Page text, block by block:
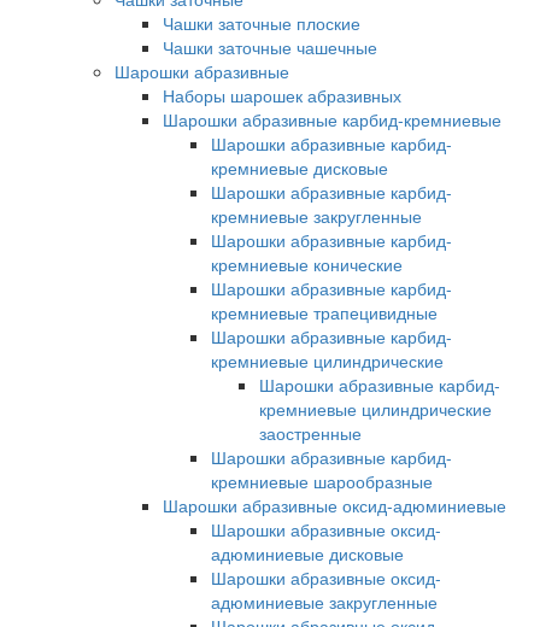
Чашки заточные плоские
Чашки заточные чашечные
Шарошки абразивные
Наборы шарошек абразивных
Шарошки абразивные карбид-кремниевые
Шарошки абразивные карбид-
кремниевые дисковые
Шарошки абразивные карбид-
кремниевые закругленные
Шарошки абразивные карбид-
кремниевые конические
Шарошки абразивные карбид-
кремниевые трапецивидные
Шарошки абразивные карбид-
кремниевые цилиндрические
Шарошки абразивные карбид-
кремниевые цилиндрические
заостренные
Шарошки абразивные карбид-
кремниевые шарообразные
Шарошки абразивные оксид-адюминиевые
Шарошки абразивные оксид-
адюминиевые дисковые
Шарошки абразивные оксид-
адюминиевые закругленные